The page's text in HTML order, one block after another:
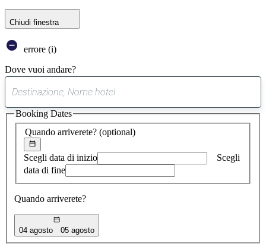
Chiudi finestra
errore (i)
Dove vuoi andare?
suggerimento
trovato
Quando arriverete? (optional)
Scegli data di inizio
Scegli
data di fine
Quando arriverete?
04 agosto 05 agosto
Booking Dates